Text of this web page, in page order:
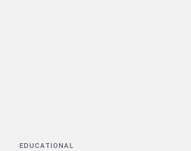
EDUCATIONAL